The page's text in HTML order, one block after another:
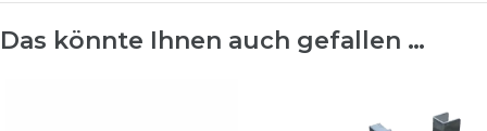
Das könnte Ihnen auch gefallen …